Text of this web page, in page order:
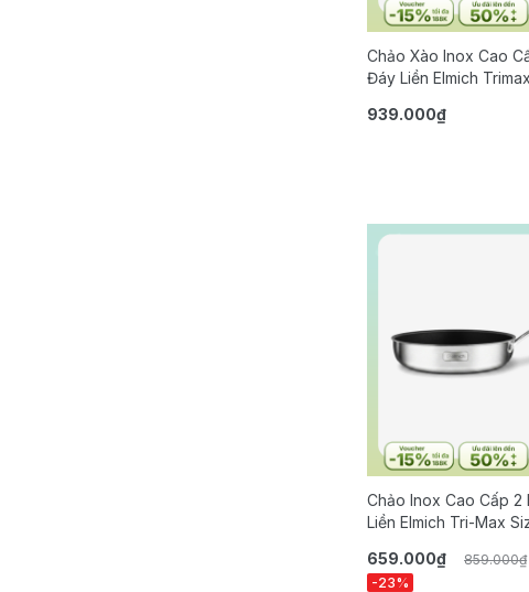
Chảo Xào Inox Cao
Đáy Liền Elmich
939.000₫
Chảo Inox Cao Cấp 2
Liền Elmich Tri-Max
659.000₫
859.000₫
-23%